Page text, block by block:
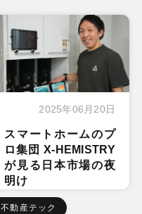
2025年06月20日
スマートホームのプ
ロ集団 X-HEMISTRY
が見る日本市場の夜
明け
不動産テック